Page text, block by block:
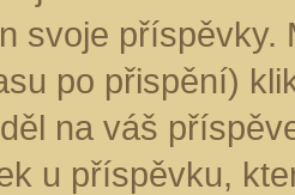
svoje
po přispění)
na váš
u příspěvku,